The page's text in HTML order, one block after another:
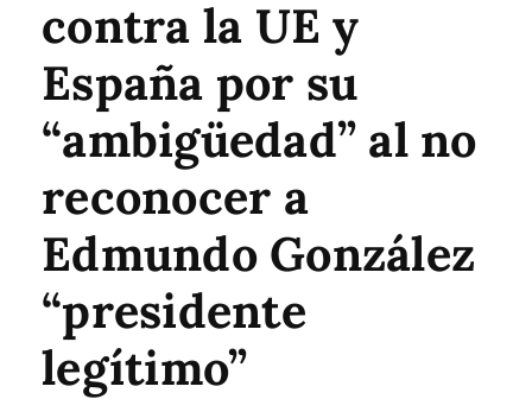
contra la UE y
España por su
“ambigüedad” al no
reconocer a
Edmundo González
“presidente
legítimo”